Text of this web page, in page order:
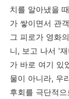
치를 알아냈을
가 쌓이면서 관
그 피로가 영화
니, 보고 나서 '
가 바로 여기 있
물이 아니라, 우
후회를 극단적